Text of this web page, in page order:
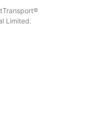
Limited.